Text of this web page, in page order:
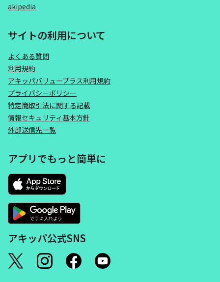
akipedia
サイトの利用について
よくある質問
利用規約
アキッパバリュープラス利用規約
プライバシーポリシー
特定商取引法に関する記載
情報セキュリティ基本方針
外部送信先一覧
アプリでもっと簡単に
アキッパ公式SNS